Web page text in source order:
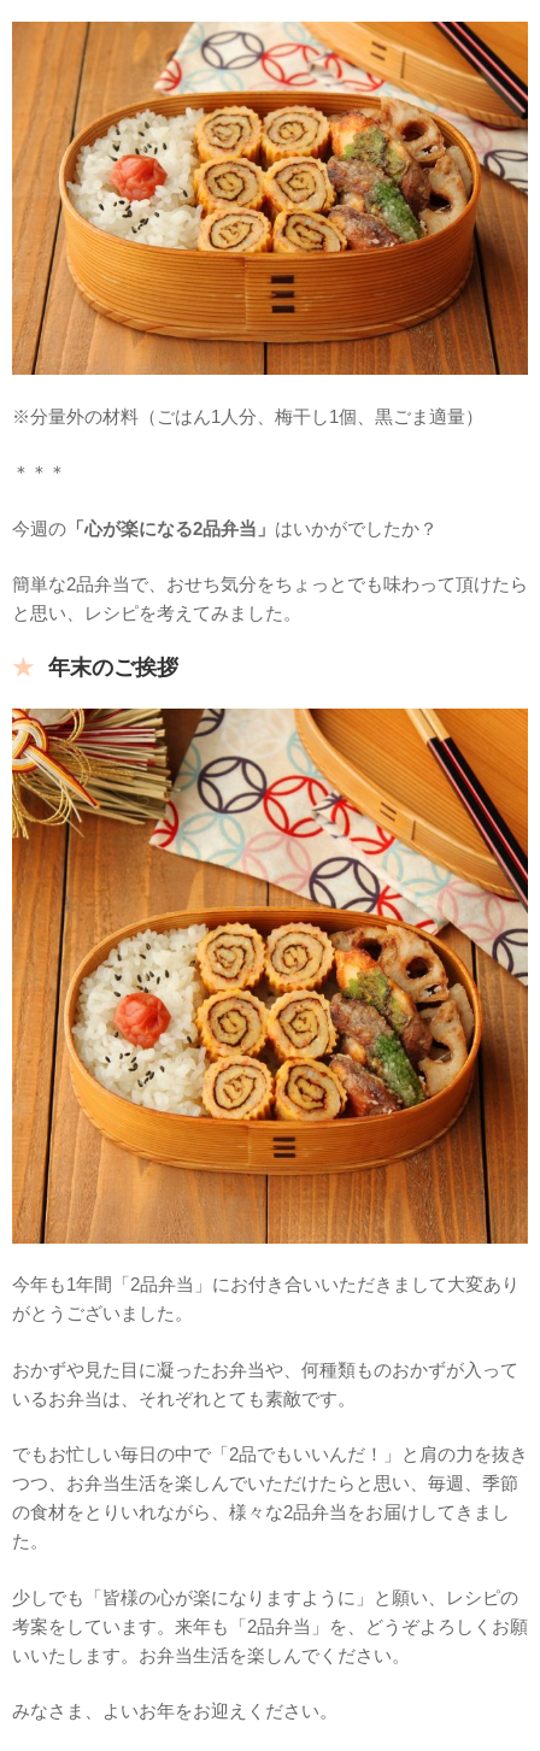
※分量外の材料（ごはん1人分、梅干し1個、黒ごま適量）
＊＊＊
今週の 「心が楽になる2品弁当」 はいかがでしたか？
簡単な2品弁当で、おせち気分をちょっとでも味わって頂けたら
と思い、レシピを考えてみました。
年末のご挨拶
今年も1年間「2品弁当」にお付き合いいただきまして大変あり
がとうございました。
おかずや見た目に凝ったお弁当や、何種類ものおかずが入って
いるお弁当は、それぞれとても素敵です。
でもお忙しい毎日の中で「2品でもいいんだ！」と肩の力を抜き
つつ、お弁当生活を楽しんでいただけたらと思い、毎週、季節
の食材をとりいれながら、様々な2品弁当をお届けしてきまし
た。
少しでも「皆様の心が楽になりますように」と願い、レシピの
考案をしています。来年も「2品弁当」を、どうぞよろしくお願
いいたします。お弁当生活を楽しんでください。
みなさま、よいお年をお迎えください。